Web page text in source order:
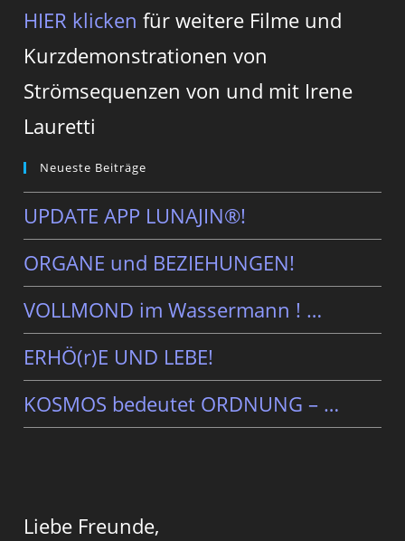
HIER klicken für weitere Filme und
Kurzdemonstrationen von
Strömsequenzen von und mit Irene
Lauretti
Neueste Beiträge
UPDATE APP LUNAJIN®!
ORGANE und BEZIEHUNGEN!
VOLLMOND im Wassermann ! …
ERHÖ(r)E UND LEBE!
KOSMOS bedeutet ORDNUNG – …
Liebe Freunde,